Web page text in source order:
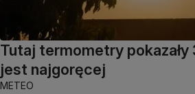
Tutaj termometry pokazały
jest najgoręcej
METEO